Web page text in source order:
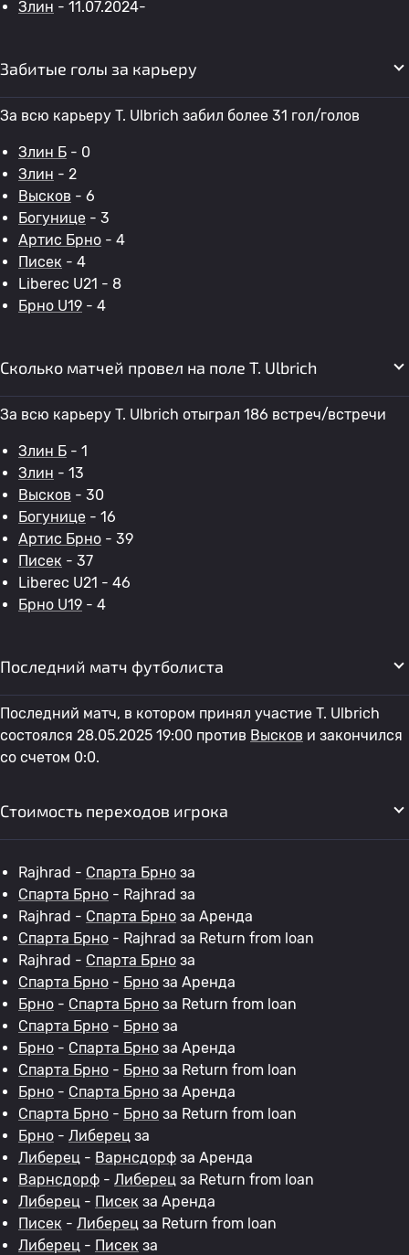
Злин - 11.07.2024-
Забитые голы за карьеру
За всю карьеру T. Ulbrich забил более 31 гол/голов
Злин Б - 0
Злин - 2
Высков - 6
Богунице - 3
Артис Брно - 4
Писек - 4
Liberec U21 - 8
Брно U19 - 4
Сколько матчей провел на поле T. Ulbrich
За всю карьеру T. Ulbrich отыграл 186 встреч/встречи
Злин Б - 1
Злин - 13
Высков - 30
Богунице - 16
Артис Брно - 39
Писек - 37
Liberec U21 - 46
Брно U19 - 4
Последний матч футболиста
Последний матч, в котором принял участие T. Ulbrich
состоялся 28.05.2025 19:00 против Высков и закончился
со счетом 0:0.
Стоимость переходов игрока
Rajhrad - Спарта Брно за
Спарта Брно - Rajhrad за
Rajhrad - Спарта Брно за Аренда
Спарта Брно - Rajhrad за Return from loan
Rajhrad - Спарта Брно за
Спарта Брно - Брно за Аренда
Брно - Спарта Брно за Return from loan
Спарта Брно - Брно за
Брно - Спарта Брно за Аренда
Спарта Брно - Брно за Return from loan
Брно - Спарта Брно за Аренда
Спарта Брно - Брно за Return from loan
Брно - Либерец за
Либерец - Варнсдорф за Аренда
Варнсдорф - Либерец за Return from loan
Либерец - Писек за Аренда
Писек - Либерец за Return from loan
Либерец - Писек за